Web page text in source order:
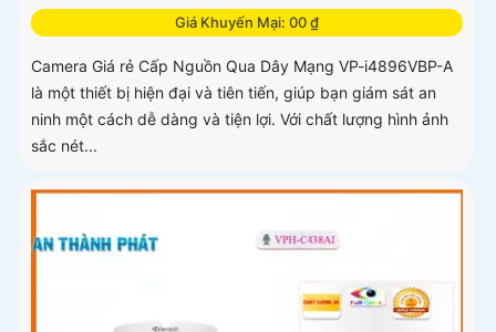
Giá Khuyến Mại: 00 ₫
Camera Giá rẻ Cấp Nguồn Qua Dây Mạng VP-i4896VBP-A
là một thiết bị hiện đại và tiên tiến, giúp bạn giám sát an
ninh một cách dễ dàng và tiện lợi. Với chất lượng hình ảnh
sắc nét...